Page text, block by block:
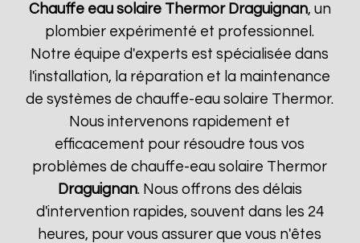
Chauffe eau solaire Thermor Draguignan, un
plombier expérimenté et professionnel.
Notre équipe d'experts est spécialisée dans
l'installation, la réparation et la maintenance
de systèmes de chauffe-eau solaire Thermor.
Nous intervenons rapidement et
efficacement pour résoudre tous vos
problèmes de chauffe-eau solaire Thermor
Draguignan. Nous offrons des délais
d'intervention rapides, souvent dans les 24
heures, pour vous assurer que vous n'êtes